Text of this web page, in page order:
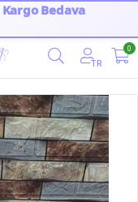
Kargo Bedava
TR
0